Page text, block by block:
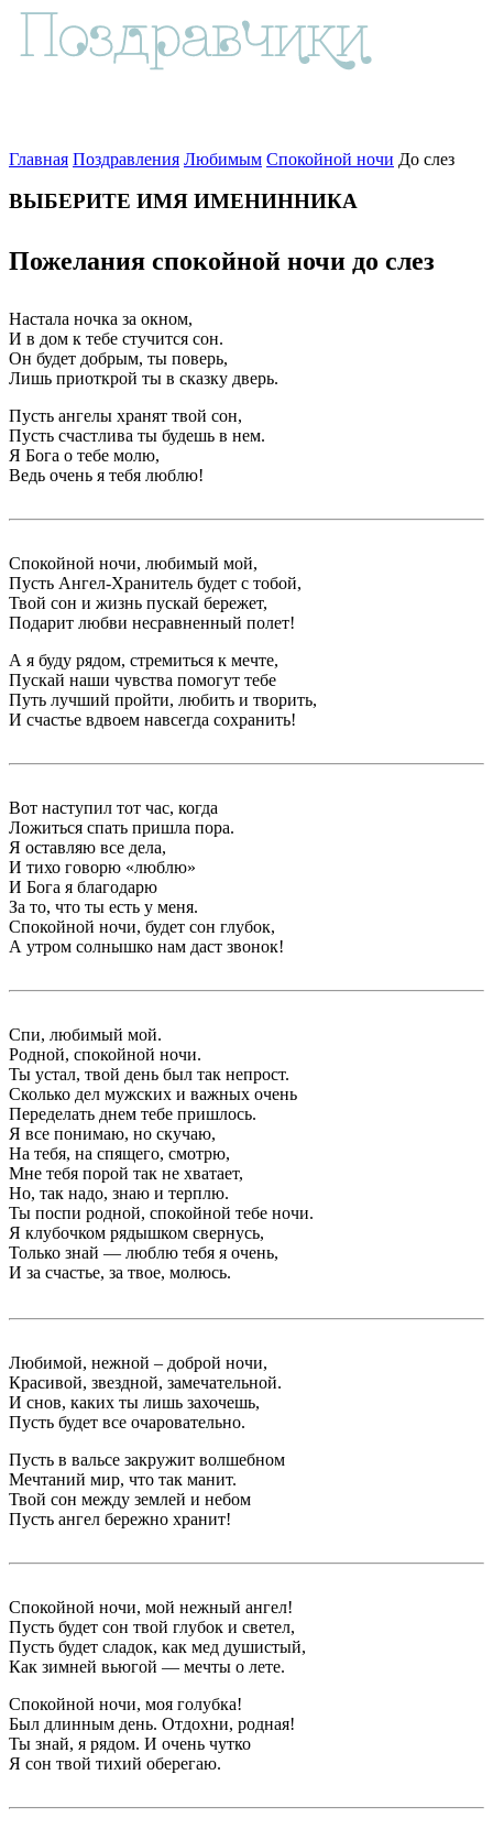
Главная Поздравления Любимым Спокойной ночи До слез
ВЫБЕРИТЕ ИМЯ ИМЕНИННИКА
Пожелания спокойной ночи до слез
Настала ночка за окном,
И в дом к тебе стучится сон.
Он будет добрым, ты поверь,
Лишь приоткрой ты в сказку дверь.
Пусть ангелы хранят твой сон,
Пусть счастлива ты будешь в нем.
Я Бога о тебе молю,
Ведь очень я тебя люблю!
Спокойной ночи, любимый мой,
Пусть Ангел-Хранитель будет с тобой,
Твой сон и жизнь пускай бережет,
Подарит любви несравненный полет!
А я буду рядом, стремиться к мечте,
Пускай наши чувства помогут тебе
Путь лучший пройти, любить и творить,
И счастье вдвоем навсегда сохранить!
Вот наступил тот час, когда
Ложиться спать пришла пора.
Я оставляю все дела,
И тихо говорю «люблю»
И Бога я благодарю
За то, что ты есть у меня.
Спокойной ночи, будет сон глубок,
А утром солнышко нам даст звонок!
Спи, любимый мой.
Родной, спокойной ночи.
Ты устал, твой день был так непрост.
Сколько дел мужских и важных очень
Переделать днем тебе пришлось.
Я все понимаю, но скучаю,
На тебя, на спящего, смотрю,
Мне тебя порой так не хватает,
Но, так надо, знаю и терплю.
Ты поспи родной, спокойной тебе ночи.
Я клубочком рядышком свернусь,
Только знай — люблю тебя я очень,
И за счастье, за твое, молюсь.
Любимой, нежной – доброй ночи,
Красивой, звездной, замечательной.
И снов, каких ты лишь захочешь,
Пусть будет все очаровательно.
Пусть в вальсе закружит волшебном
Мечтаний мир, что так манит.
Твой сон между землей и небом
Пусть ангел бережно хранит!
Спокойной ночи, мой нежный ангел!
Пусть будет сон твой глубок и светел,
Пусть будет сладок, как мед душистый,
Как зимней вьюгой — мечты о лете.
Спокойной ночи, моя голубка!
Был длинным день. Отдохни, родная!
Ты знай, я рядом. И очень чутко
Я сон твой тихий оберегаю.